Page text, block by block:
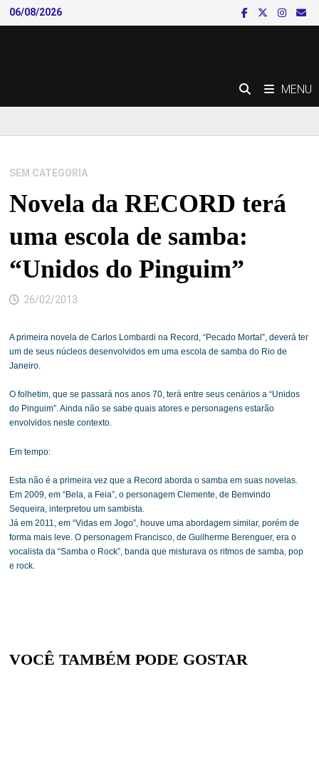
Skip
to
06/08/2026
MENU
SEM CATEGORIA
Novela da RECORD terá
uma escola de samba:
“Unidos do Pinguim”
26/02/2013
A primeira novela de Carlos Lombardi na Record, “Pecado Mortal”, deverá ter
um de seus núcleos desenvolvidos em uma escola de samba do Rio de
Janeiro.
O folhetim, que se passará nos anos 70, terá entre seus cenários a “Unidos
do Pinguim”. Ainda não se sabe quais atores e personagens estarão
envolvidos neste contexto.
Em tempo:
Esta não é a primeira vez que a Record aborda o samba em suas novelas.
Em 2009, em “Bela, a Feia”, o personagem Clemente, de Bemvindo
Sequeira, interpretou um sambista.
Já em 2011, em “Vidas em Jogo”, houve uma abordagem similar, porém de
forma mais leve. O personagem Francisco, de Guilherme Berenguer, era o
vocalista da “Samba o Rock”, banda que misturava os ritmos de samba, pop
e rock.
VOCÊ TAMBÉM PODE GOSTAR